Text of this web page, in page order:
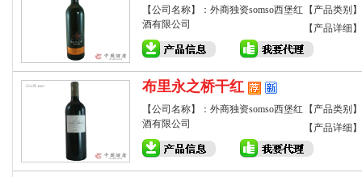
【公司名称】：外商独资somso西堡红
酒有限公司
【产品类别
【产品详细
布里永之桥干红
【公司名称】：外商独资somso西堡红
酒有限公司
【产品类别
【产品详细